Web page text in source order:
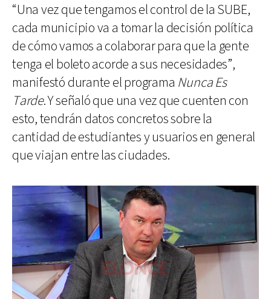
“Una vez que tengamos el control de la SUBE,
cada municipio va a tomar la decisión política
de cómo vamos a colaborar para que la gente
tenga el boleto acorde a sus necesidades”,
manifestó durante el programa Nunca Es
Tarde. Y señaló que una vez que cuenten con
esto, tendrán datos concretos sobre la
cantidad de estudiantes y usuarios en general
que viajan entre las ciudades.